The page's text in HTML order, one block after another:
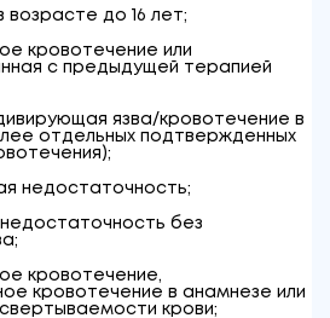
возрасте до 16 лет;
кровотечение или
с предыдущей терапией
язва/кровотечение в
отдельных подтвержденных
недостаточность;
без
кровотечение,
кровотечение в анамнезе или
крови;